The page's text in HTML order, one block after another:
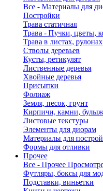
Все - Материалы для
Постройки
Трава статичная
Трава - Пучки, цветы,
Трава в листах, рулонах
Стволы деревьев
Кусты, ретикулят
Лиственные деревья
Хвойные деревья
Присыпки
Фолиаж
Земля, песок, грунт
Кирпичи, камни,
Листовые текстуры
Элементы для диорам
Материалы для
Формы для отливки
Прочее
Все - Прочее
Футляры, боксы для
Подставки, виньетки